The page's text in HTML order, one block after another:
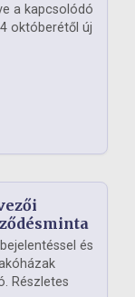
a kapcsolódó
októberétől új
és
Részletes